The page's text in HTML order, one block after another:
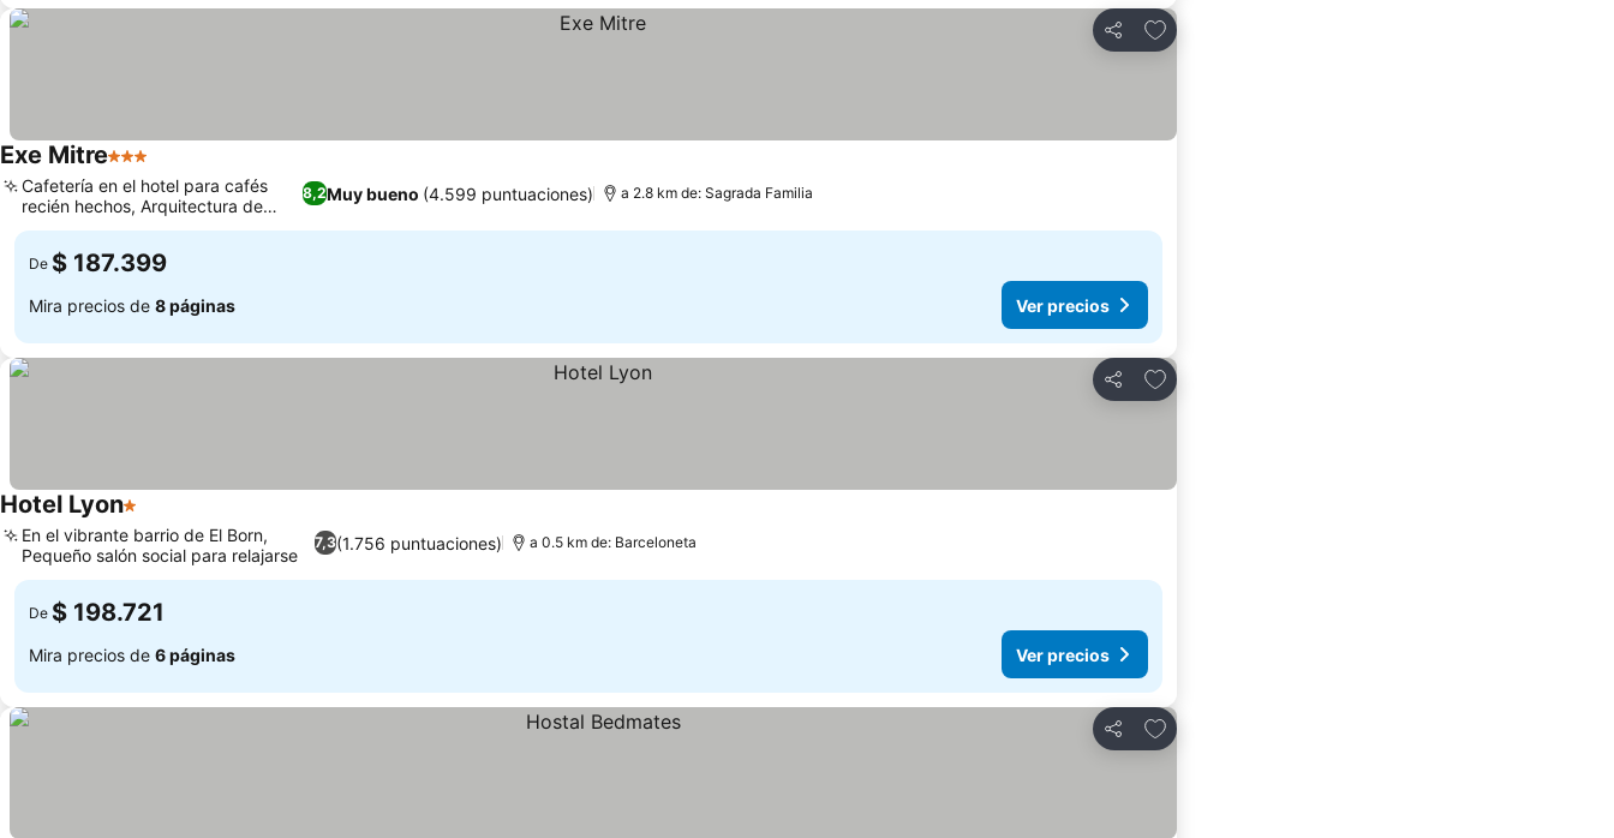
Compartir
Agregar a favoritos
Exe Mitre3 Estrellas
8,2Muy bueno (4.599 puntuaciones)
Cafetería en el hotel para cafés
recién hechos, Arquitectura de
ladrillo visto
a 2.8 km de: Sagrada Familia
De $ 187.399
Mira precios de 8 páginas Ver precios
Compartir
Agregar a favoritos
Hotel Lyon1 Estrellas
7,3(1.756 puntuaciones)
En el vibrante barrio de El Born,
Pequeño salón social para relajarse
a 0.5 km de: Barceloneta
De $ 198.721
Mira precios de 6 páginas Ver precios
Compartir
Agregar a favoritos